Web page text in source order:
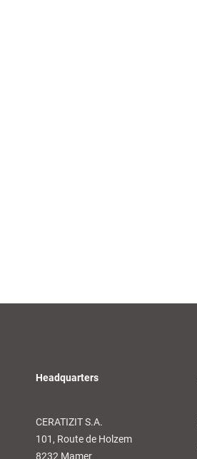
Headquarters
CERATIZIT S.A.
101, Route de Holzem
8232 Mamer